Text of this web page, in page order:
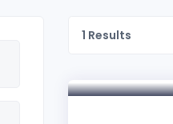
1 Results